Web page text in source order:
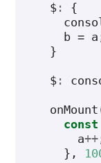
$ :
{
b = a
}
$ :
onMount
const
a++
},